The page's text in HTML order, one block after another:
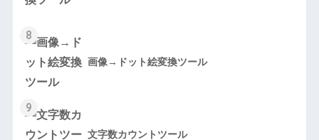
8
画像→ドット絵変換ツール
9
文字数カウントツール